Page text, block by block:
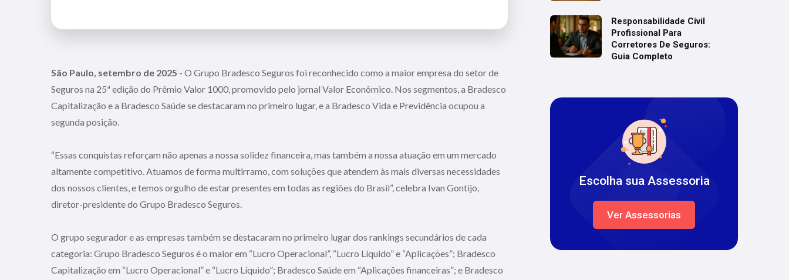
São Paulo, setembro de 2025 - O Grupo Bradesco Seguros foi reconhecido como a maior empresa do setor de
Seguros na 25ª edição do Prêmio Valor 1000, promovido pelo jornal Valor Econômico. Nos segmentos, a Bradesco
Capitalização e a Bradesco Saúde se destacaram no primeiro lugar, e a Bradesco Vida e Previdência ocupou a
segunda posição.
“Essas conquistas reforçam não apenas a nossa solidez financeira, mas também a nossa atuação em um mercado
altamente competitivo. Atuamos de forma multirramo, com soluções que atendem às mais diversas necessidades
dos nossos clientes, e temos orgulho de estar presentes em todas as regiões do Brasil”, celebra Ivan Gontijo,
diretor-presidente do Grupo Bradesco Seguros.
O grupo segurador e as empresas também se destacaram no primeiro lugar dos rankings secundários de cada
categoria: Grupo Bradesco Seguros é o maior em “Lucro Operacional”, “Lucro Líquido” e “Aplicações”; Bradesco
Capitalização em “Lucro Operacional” e “Lucro Líquido”; Bradesco Saúde em “Aplicações financeiras”; e Bradesco
Responsabilidade Civil
Profissional Para
Corretores De Seguros:
Guia Completo
Escolha sua Assessoria
Ver Assessorias